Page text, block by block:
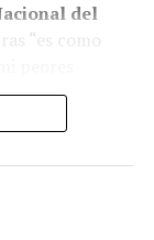
del
“es como
al mando
que